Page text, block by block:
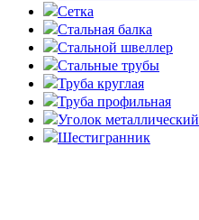
Сетка
Стальная балка
Стальной швеллер
Стальные трубы
Труба круглая
Труба профильная
Уголок металлический
Шестигранник